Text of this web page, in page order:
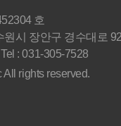
호
장안구 경수대로
: 031-305-7528
rights reserved.